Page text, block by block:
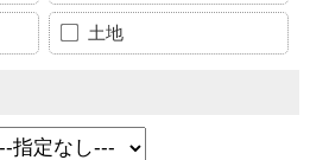
土地